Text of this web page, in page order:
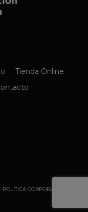
Tienda Online
POLÍTICA CORPORATIVA